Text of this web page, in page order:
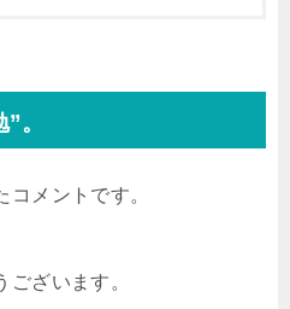
。
コメントです。
ございます。